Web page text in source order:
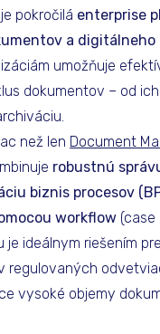
je pokročilá enterprise
a digitálneho
umožňuje
dokumentov – od
než len Document
robustnú
biznis procesov
workflow (case
je ideálnym riešením
regulovaných
vysoké objemy